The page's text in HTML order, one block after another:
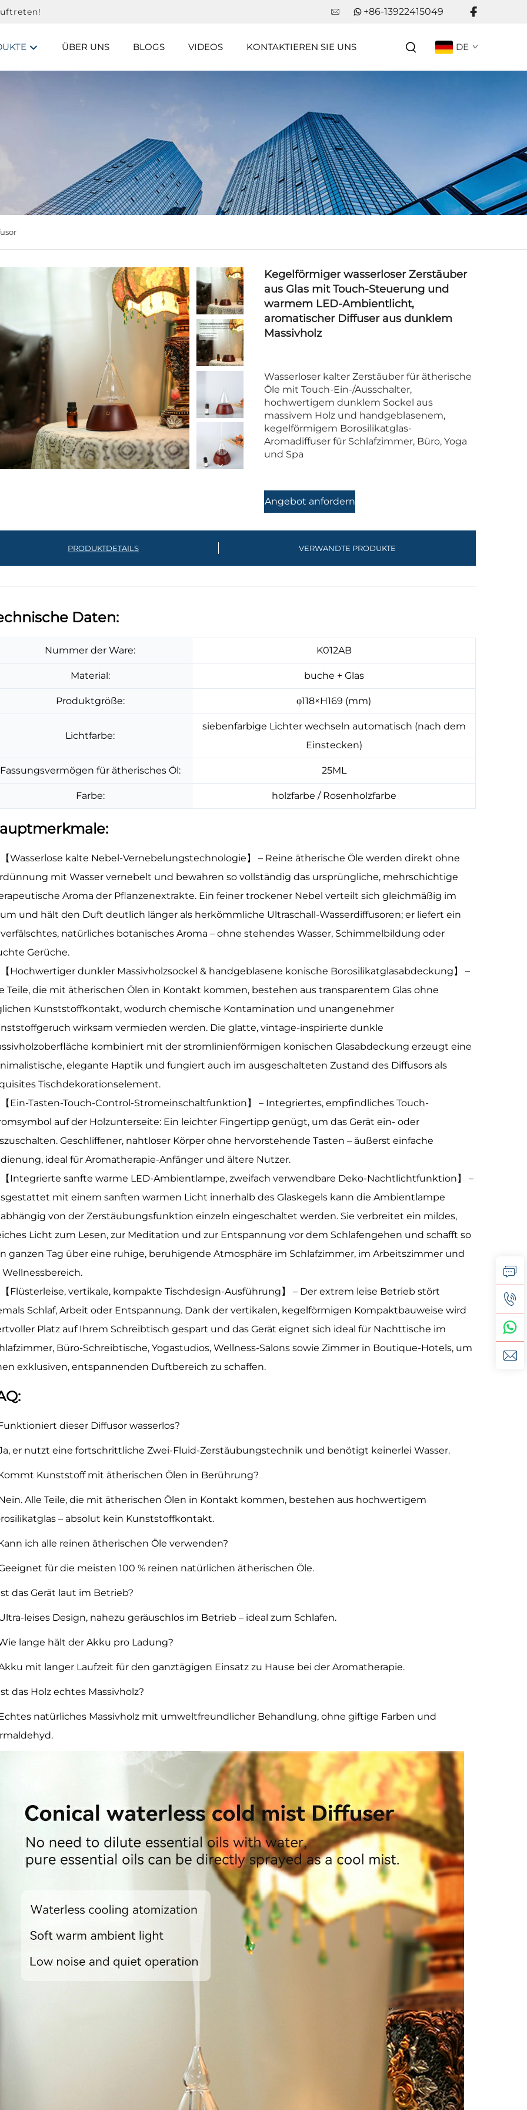
+86-13922415049
ÜBER UNS BLOGS VIDEOS KONTAKTIEREN SIE UNS DE
Kegelförmiger wasserloser Zerstäuber
aus Glas mit Touch-Steuerung und
warmem LED-Ambientlicht,
aromatischer Diffuser aus dunklem
Massivholz
Wasserloser kalter Zerstäuber für ätherische
Öle mit Touch-Ein-/Ausschalter,
hochwertigem dunklem Sockel aus
massivem Holz und handgeblasenem,
kegelförmigem Borosilikatglas-
Aromadiffuser für Schlafzimmer, Büro, Yoga
und Spa
Angebot anfordern
PRODUKTDETAILS VERWANDTE PRODUKTE
Daten:
Nummer der Ware: K012AB
Material: buche + Glas
Produktgröße: φ118×H169 (mm)
Lichtfarbe:
siebenfarbige Lichter wechseln automatisch (nach dem
Einstecken)
Fassungsvermögen für ätherisches Öl: 25ML
Farbe: holzfarbe / Rosenholzfarbe
【Wasserlose kalte Nebel-Vernebelungstechnologie】 – Reine ätherische Öle werden direkt ohne
mit Wasser vernebelt und bewahren so vollständig das ursprüngliche, mehrschichtige
Aroma der Pflanzenextrakte. Ein feiner trockener Nebel verteilt sich gleichmäßig im
und hält den Duft deutlich länger als herkömmliche Ultraschall-Wasserdiffusoren; er liefert ein
natürliches botanisches Aroma – ohne stehendes Wasser, Schimmelbildung oder
Gerüche.
【Hochwertiger dunkler Massivholzsockel & handgeblasene konische Borosilikatglasabdeckung】 –
Teile, die mit ätherischen Ölen in Kontakt kommen, bestehen aus transparentem Glas ohne
Kunststoffkontakt, wodurch chemische Kontamination und unangenehmer
wirksam vermieden werden. Die glatte, vintage-inspirierte dunkle
kombiniert mit der stromlinienförmigen konischen Glasabdeckung erzeugt eine
elegante Haptik und fungiert auch im ausgeschalteten Zustand des Diffusors als
Tischdekorationselement.
【Ein-Tasten-Touch-Control-Stromeinschaltfunktion】 – Integriertes, empfindliches Touch-
auf der Holzunterseite: Ein leichter Fingertipp genügt, um das Gerät ein- oder
Geschliffener, nahtloser Körper ohne hervorstehende Tasten – äußerst einfache
ideal für Aromatherapie-Anfänger und ältere Nutzer.
【Integrierte sanfte warme LED-Ambientlampe, zweifach verwendbare Deko-Nachtlichtfunktion】 –
mit einem sanften warmen Licht innerhalb des Glaskegels kann die Ambientlampe
von der Zerstäubungsfunktion einzeln eingeschaltet werden. Sie verbreitet ein mildes,
Licht zum Lesen, zur Meditation und zur Entspannung vor dem Schlafengehen und schafft so
ganzen Tag über eine ruhige, beruhigende Atmosphäre im Schlafzimmer, im Arbeitszimmer und
【Flüsterleise, vertikale, kompakte Tischdesign-Ausführung】 – Der extrem leise Betrieb stört
Schlaf, Arbeit oder Entspannung. Dank der vertikalen, kegelförmigen Kompaktbauweise wird
Platz auf Ihrem Schreibtisch gespart und das Gerät eignet sich ideal für Nachttische im
Büro-Schreibtische, Yogastudios, Wellness-Salons sowie Zimmer in Boutique-Hotels, um
exklusiven, entspannenden Duftbereich zu schaffen.
dieser Diffusor wasserlos?
er nutzt eine fortschrittliche Zwei-Fluid-Zerstäubungstechnik und benötigt keinerlei Wasser.
Kunststoff mit ätherischen Ölen in Berührung?
Alle Teile, die mit ätherischen Ölen in Kontakt kommen, bestehen aus hochwertigem
– absolut kein Kunststoffkontakt.
ich alle reinen ätherischen Öle verwenden?
für die meisten 100 % reinen natürlichen ätherischen Öle.
das Gerät laut im Betrieb?
leises Design, nahezu geräuschlos im Betrieb – ideal zum Schlafen.
lange hält der Akku pro Ladung?
mit langer Laufzeit für den ganztägigen Einsatz zu Hause bei der Aromatherapie.
das Holz echtes Massivholz?
natürliches Massivholz mit umweltfreundlicher Behandlung, ohne giftige Farben und